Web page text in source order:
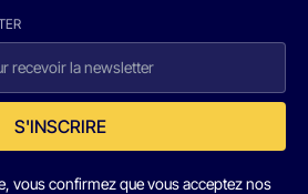
S'INSCRIRE
vous confirmez que vous acceptez nos